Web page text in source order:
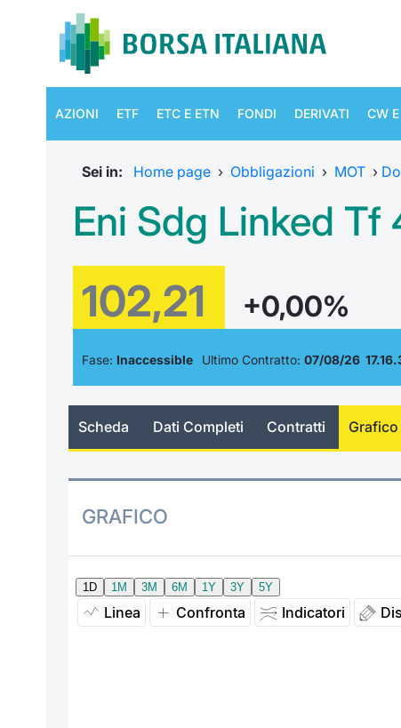
AZIONI ETF ETC E ETN FONDI DERIVATI CW
Sei in: Home page › Obbligazioni › MOT ›
Eni Sdg Linked Tf
102,21 +0,00%
Fase: Inaccessible Ultimo Contratto: 07/08/26
Scheda Dati Completi Contratti
GRAFICO